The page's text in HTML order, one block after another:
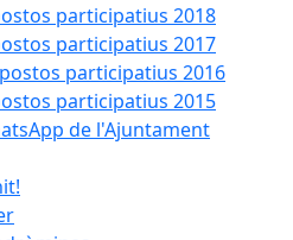
participatius 2018
participatius 2017
participatius 2016
participatius 2015
de l'Ajuntament